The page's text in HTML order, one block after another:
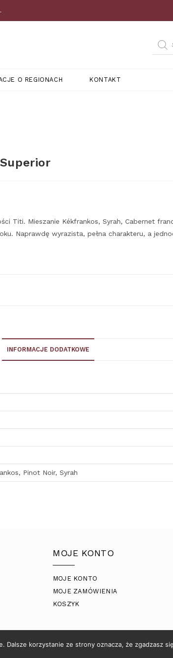
O REGIONACH KONTAKT
Titi. Mieszanie Kékfrankos, Syrah, Cabernet
Naprawdę wyrazista, pełna charakteru, a
INFORMACJE DODATKOWE
Pinot Noir, Syrah
MOJE KONTO
MOJE KONTO
MOJE ZAMÓWIENIA
KOSZYK
Dalsze korzystanie ze strony oznacza, że zgadzasz